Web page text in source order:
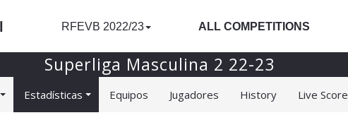
RFEVB 2022/23 ALL COMPETITIONS
Superliga Masculina 2 22-23
Estadísticas Equipos Jugadores History Live Score